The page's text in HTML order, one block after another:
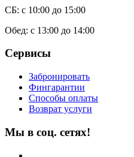
СБ: с 10:00 до 15:00
Обед: с 13:00 до 14:00
Сервисы
Забронировать
Фингарантии
Способы оплаты
Возврат услуги
Мы в соц. сетях!